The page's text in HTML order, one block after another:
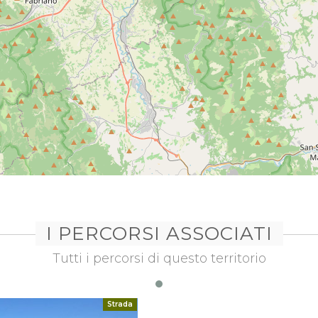
I PERCORSI ASSOCIATI
Tutti i percorsi di questo territorio
Strada